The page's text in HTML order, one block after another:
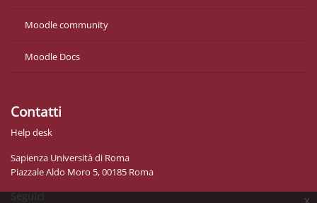
x
Moodle community
Moodle Docs
Contatti
Help desk
Sapienza Università di Roma
Piazzale Aldo Moro 5, 00185 Roma
Seguici